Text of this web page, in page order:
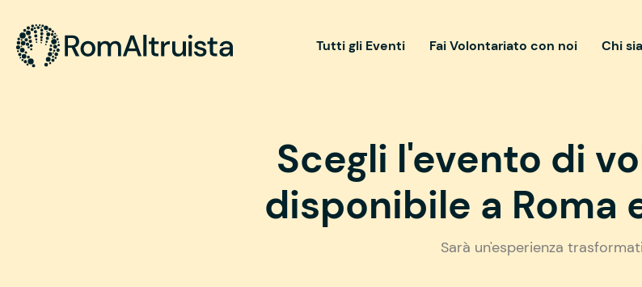
Tutti gli Eventi Fai Volontariato con noi Chi
Scegli l'evento di
disponibile a Roma
Sarà un'esperienza